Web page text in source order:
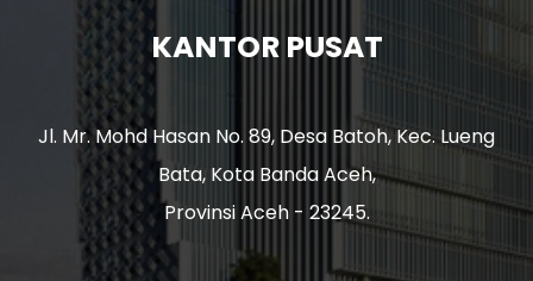
KANTOR PUSAT
Jl. Mr. Mohd Hasan No. 89, Desa Batoh, Kec. Lueng
Bata, Kota Banda Aceh,
Provinsi Aceh - 23245.